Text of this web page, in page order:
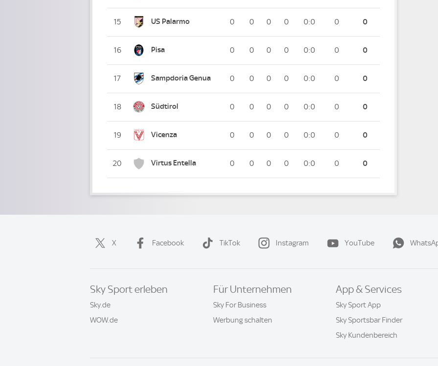
15 US Palarmo 0 0 0 0 0:0 0 0
16 Pisa 0 0 0 0 0:0 0 0
17 Sampdoria Genua 0 0 0 0 0:0 0 0
18 Südtirol 0 0 0 0 0:0 0 0
19 Vicenza 0 0 0 0 0:0 0 0
20 Virtus Entella 0 0 0 0 0:0 0 0
X Facebook TikTok Instagram YouTube
Sky Sport erleben
Sky.de
WOW.de
Für Unternehmen
Sky For Business
Werbung schalten
App & Services
Sky Sport App
Sky Sportsbar Finder
Sky Kundenbereich